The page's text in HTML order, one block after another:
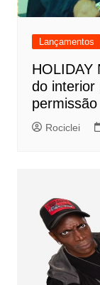
Lançamentos
HOLIDAY
do interior
Rociclei